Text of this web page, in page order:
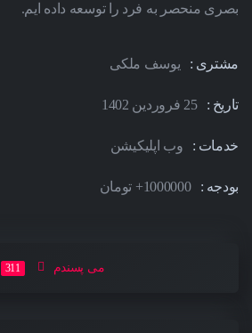
بصری منحصر به فرد را توسعه داده ایم.
مشتری یوسف ملکی
تاریخ 25 فروردین 1402
خدمات وب اپلیکیشن
بودجه 1000000+ تومان
می پسندم 311